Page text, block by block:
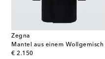
Zegna
Mantel aus einem Wollgemisch
€ 2.150
original price